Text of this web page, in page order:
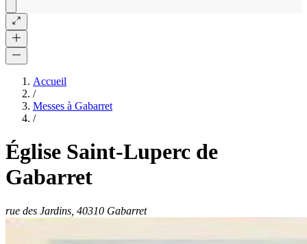
Accueil
/
Messes à Gabarret
/
Église Saint-Luperc de
Gabarret
rue des Jardins, 40310 Gabarret